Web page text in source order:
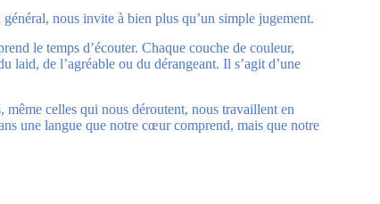
nous invite à bien plus qu’un simple jugement.
le temps d’écouter. Chaque couche de couleur,
laid, de l’agréable ou du dérangeant. Il s’agit d’une
celles qui nous déroutent, nous travaillent en
une langue que notre cœur comprend, mais que notre